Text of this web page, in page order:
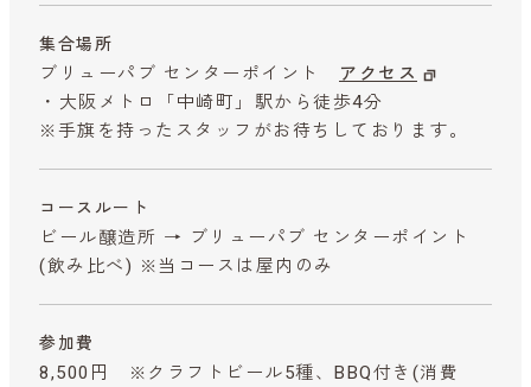
集合場所
ブリューパブ センターポイント
アクセス
・大阪メトロ「中崎町」駅から徒歩4分
※手旗を持ったスタッフがお待ちしております。
コースルート
ビール醸造所 → ブリューパブ センターポイント
(飲み比べ) ※当コースは屋内のみ
参加費
8,500円 ※クラフトビール5種、BBQ付き (消費